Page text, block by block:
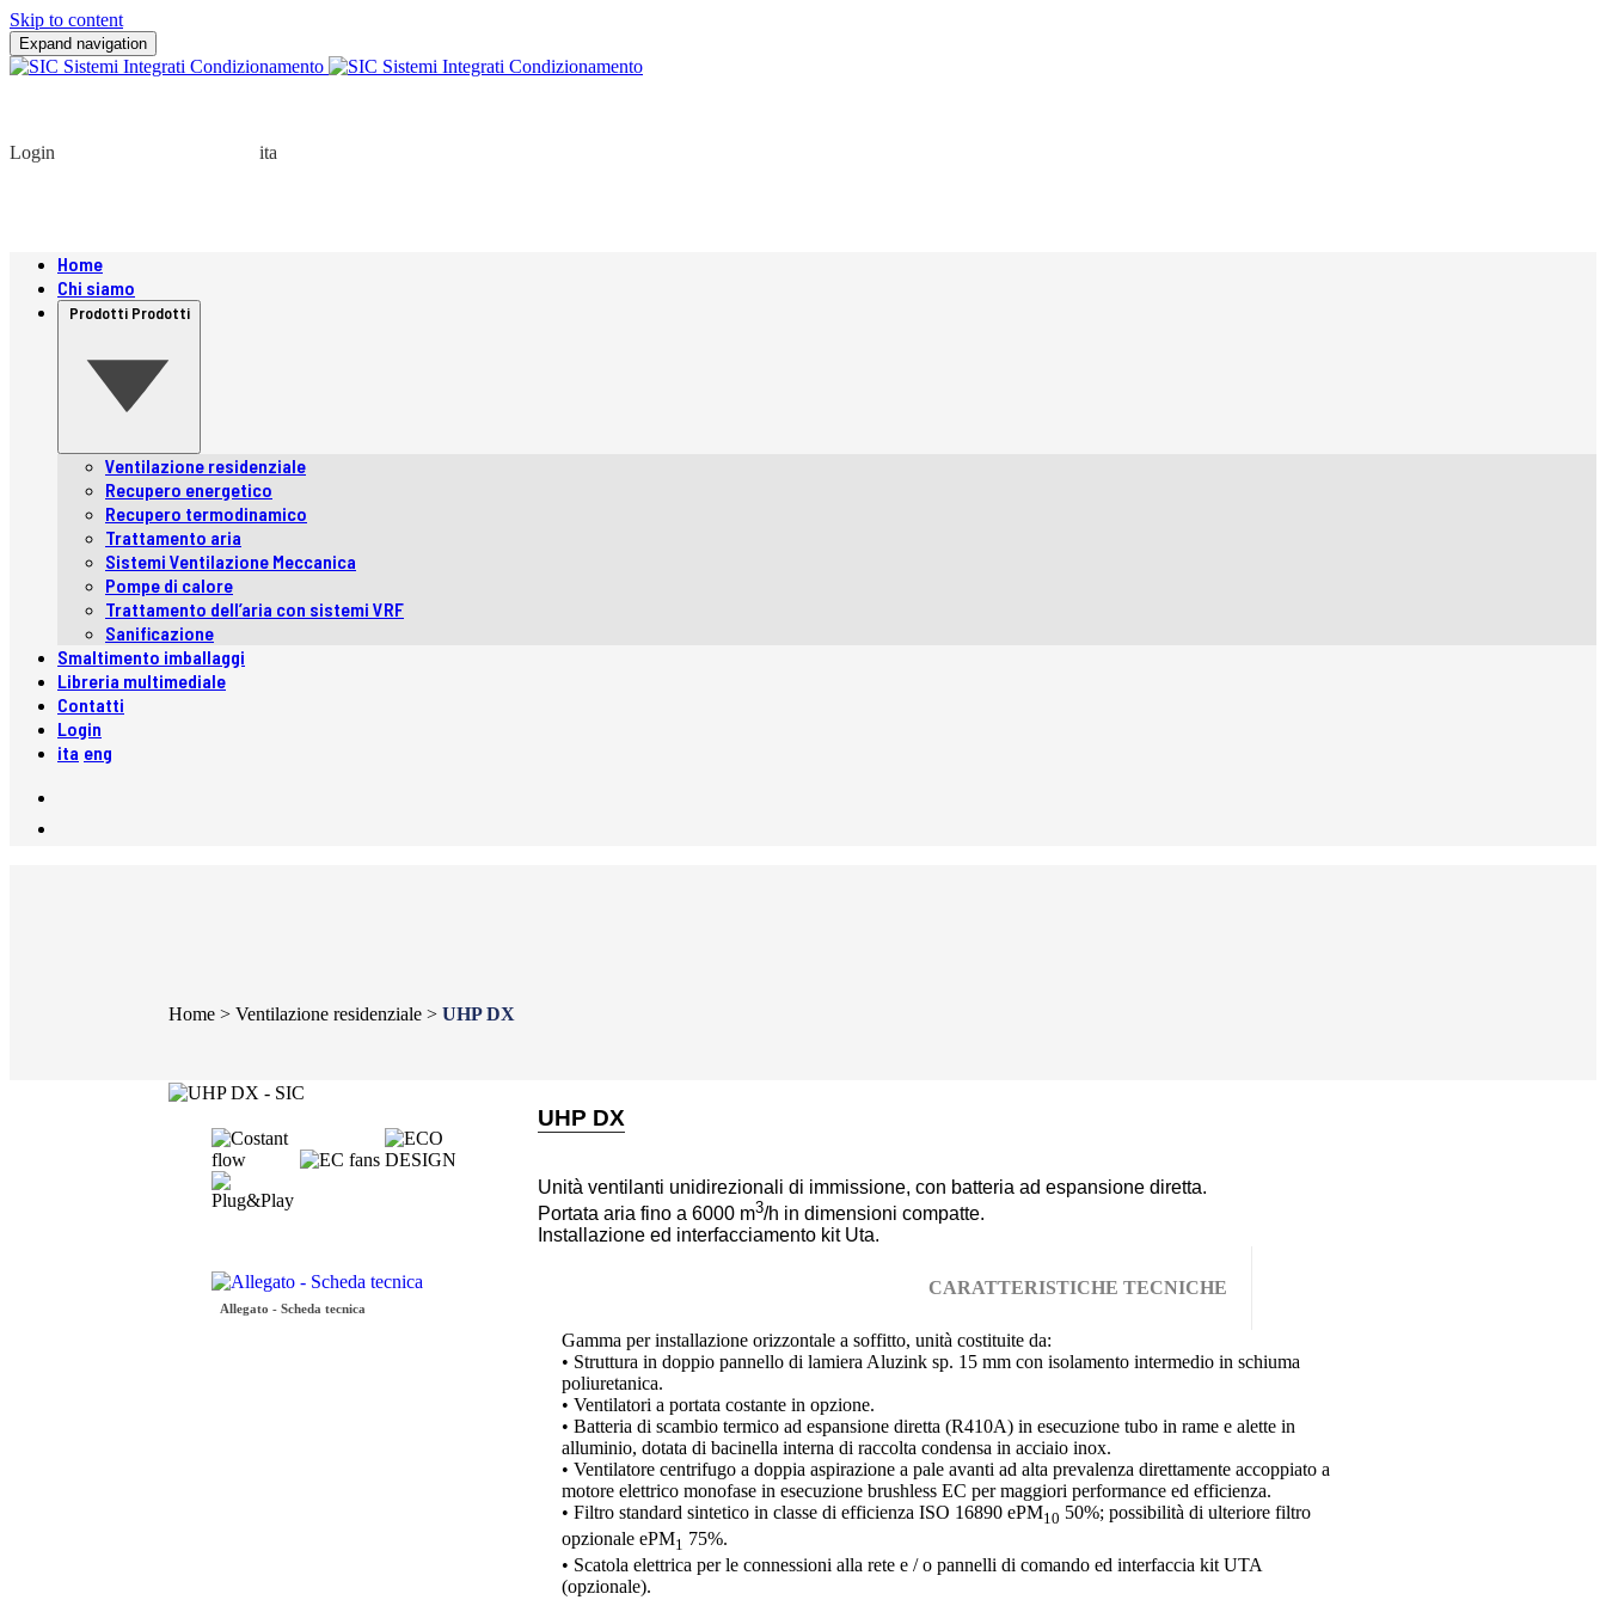
Skip to content
Expand navigation
Login ita
Home
Chi siamo
Prodotti Prodotti
Ventilazione residenziale
Recupero energetico
Recupero termodinamico
Trattamento aria
Sistemi Ventilazione Meccanica
Pompe di calore
Trattamento dell’aria con sistemi VRF
Sanificazione
Smaltimento imballaggi
Libreria multimediale
Contatti
Login
ita eng
Home> Ventilazione residenziale> UHP DX
Allegato - Scheda tecnica
UHP DX
Unità ventilanti unidirezionali di immissione, con batteria ad espansione diretta.
Portata aria fino a 6000 m3/h in dimensioni compatte.
Installazione ed interfacciamento kit Uta.
CARATTERISTICHE TECNICHE
Gamma per installazione orizzontale a soffitto, unità costituite da:
• Struttura in doppio pannello di lamiera Aluzink sp. 15 mm con isolamento intermedio in schiuma
poliuretanica.
• Ventilatori a portata costante in opzione.
• Batteria di scambio termico ad espansione diretta (R410A) in esecuzione tubo in rame e alette in
alluminio, dotata di bacinella interna di raccolta condensa in acciaio inox.
• Ventilatore centrifugo a doppia aspirazione a pale avanti ad alta prevalenza direttamente accoppiato a
motore elettrico monofase in esecuzione brushless EC per maggiori performance ed efficienza.
• Filtro standard sintetico in classe di efficienza ISO 16890 ePM10 50%; possibilità di ulteriore filtro
opzionale ePM1 75%.
• Scatola elettrica per le connessioni alla rete e / o pannelli di comando ed interfaccia kit UTA
(opzionale).